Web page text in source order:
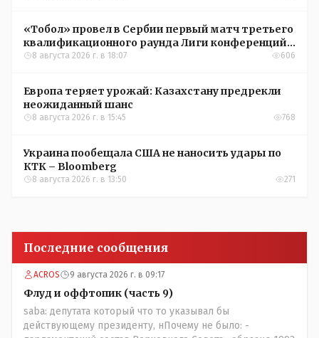
«Тобол» провел в Сербии первый матч третьего
квалификационного раунда Лиги конференций
УЕФА
8 августа 2026 г. в 18:07 606
Европа теряет урожай: Казахстану предрекли
неожиданный шанс
8 августа 2026 г. в 15:45 768
Украина пообещала США не наносить удары по
КТК – Bloomberg
8 августа 2026 г. в 13:50 271
Последние сообщения
ACROS 9 августа 2026 г. в 09:17
Флуд и оффтопик (часть 9)
saba: депутата который что то указывал бы
действующему президенту, нПочему не было: -